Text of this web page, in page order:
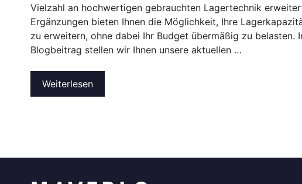
Vielzahl an hochwertigen gebrauchten Lagertechnik
Ergänzungen bieten Ihnen die Möglichkeit, Ihre
zu erweitern, ohne dabei Ihr Budget übermäßig zu belasten.
Blogbeitrag stellen wir Ihnen unsere aktuellen …
Weiterlesen